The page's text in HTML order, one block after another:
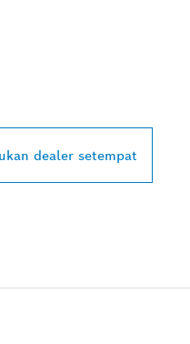
dealer setempat